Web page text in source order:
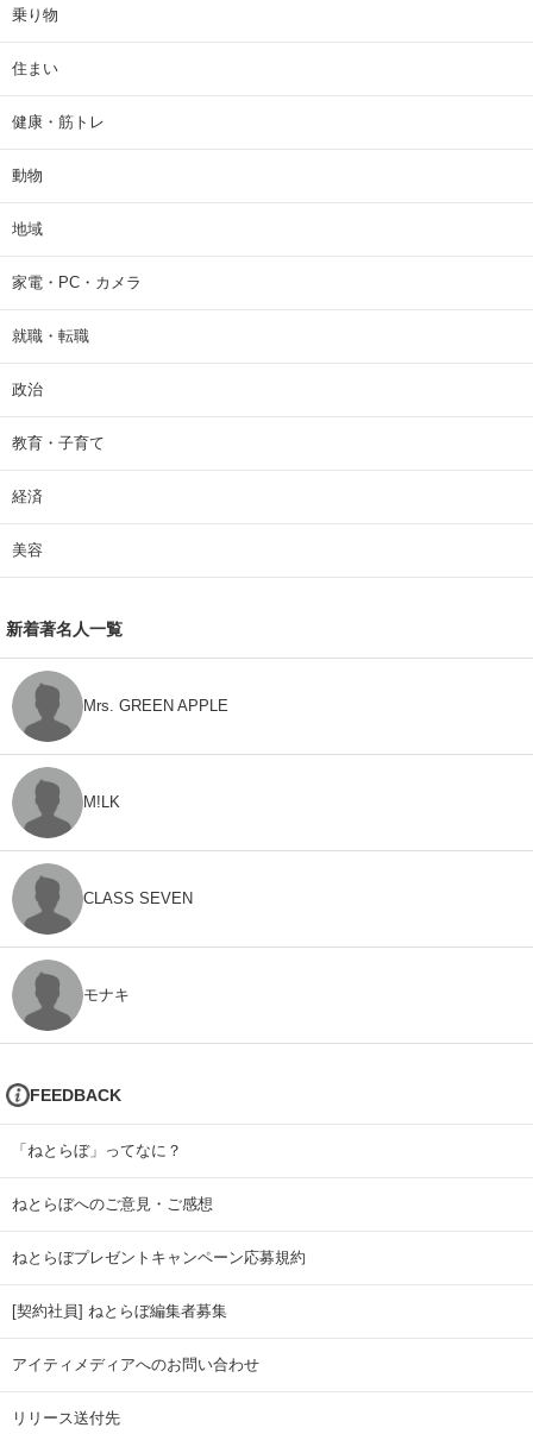
乗り物
住まい
健康・筋トレ
動物
地域
家電・PC・カメラ
就職・転職
政治
教育・子育て
経済
美容
新着著名人一覧
Mrs. GREEN APPLE
M!LK
CLASS SEVEN
モナキ
FEEDBACK
「ねとらぼ」ってなに？
ねとらぼへのご意見・ご感想
ねとらぼプレゼントキャンペーン応募規約
[契約社員] ねとらぼ編集者募集
アイティメディアへのお問い合わせ
リリース送付先